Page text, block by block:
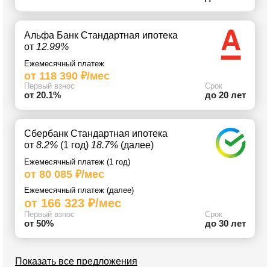
Альфа Банк Стандартная ипотека
от 12.99%
Ежемесячный платеж
от 118 390 ₽/мес
Первый взнос
от 20.1%
Срок
до 20 лет
Сбербанк Стандартная ипотека
от 8.2% (1 год) 18.7% (далее)
Ежемесячный платеж (1 год)
от 80 085 ₽/мес
Ежемесячный платеж (далее)
от 166 323 ₽/мес
Первый взнос
от 50%
Срок
до 30 лет
Показать все предложения